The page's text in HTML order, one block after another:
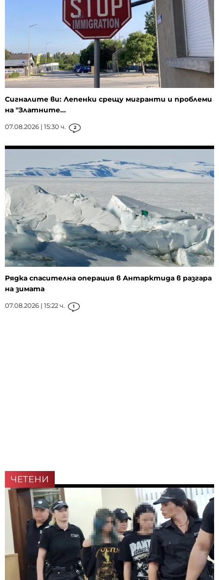
Сигналите ви: Лепенки срещу мигранти и проблеми
на "Златните...
07.08.2026 | 15:30 ч. 2
Рядка спасителна операция в Антарктида в разгара
на зимата
07.08.2026 | 15:22 ч. 1
ЧЕТЕНИ